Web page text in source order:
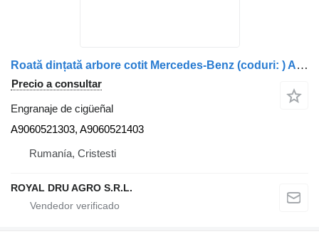
Roată dințată arbore cotit Mercedes-Benz (coduri: ) A9060521303 engranaje de cigüeñal para camión
Precio a consultar
Engranaje de cigüeñal
A9060521303, A9060521403
Rumanía, Cristesti
ROYAL DRU AGRO S.R.L.